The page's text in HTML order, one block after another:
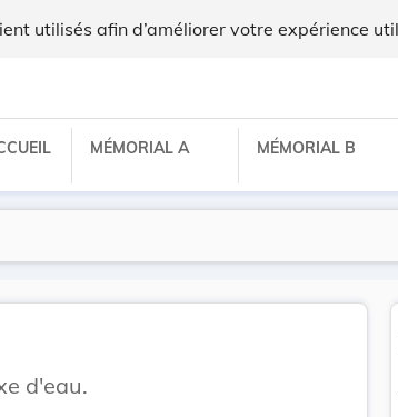
utilisés afin d’améliorer votre expérience
MÉMORIAL A MÉMORIAL B
d'eau.